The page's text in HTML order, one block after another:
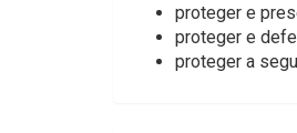
proteger e
proteger e
proteger a